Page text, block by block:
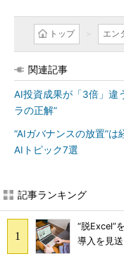
トップ エン
関連記事
AI投資成果が「3倍」違
ラの正解”
“AIガバナンスの放置”
AIトピック7選
記事ランキング
“脱Excel”
導入を見